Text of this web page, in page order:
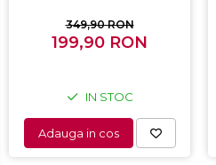
80 - 200 °C, 8 programe
predefinite, Negru
349,90 RON
199,90 RON
IN STOC
Adauga in cos